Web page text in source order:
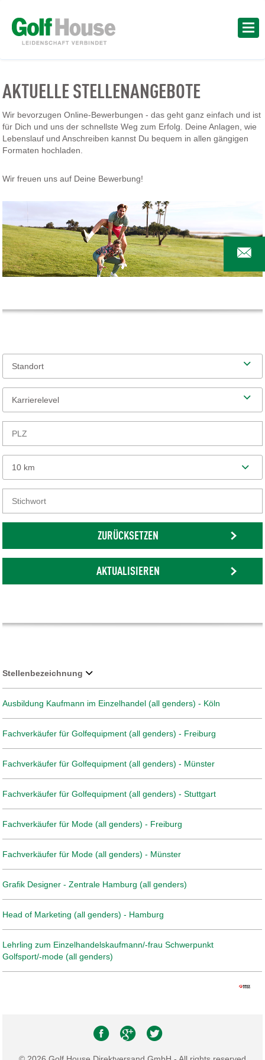
AKTUELLE STELLENANGEBOTE
Wir bevorzugen Online-Bewerbungen - das geht ganz einfach und ist
für Dich und uns der schnellste Weg zum Erfolg. Deine Anlagen, wie
Lebenslauf und Anschreiben kannst Du bequem in allen gängigen
Formaten hochladen.
Wir freuen uns auf Deine Bewerbung!
Standort
Karrierelevel
10 km
ZURÜCKSETZEN
AKTUALISIEREN
Stellenbezeichnung
Ausbildung Kaufmann im Einzelhandel (all genders) - Köln
Fachverkäufer für Golfequipment (all genders) - Freiburg
Fachverkäufer für Golfequipment (all genders) - Münster
Fachverkäufer für Golfequipment (all genders) - Stuttgart
Fachverkäufer für Mode (all genders) - Freiburg
Fachverkäufer für Mode (all genders) - Münster
Grafik Designer - Zentrale Hamburg (all genders)
Head of Marketing (all genders) - Hamburg
Lehrling zum Einzelhandelskaufmann/-frau Schwerpunkt
Golfsport/-mode (all genders)